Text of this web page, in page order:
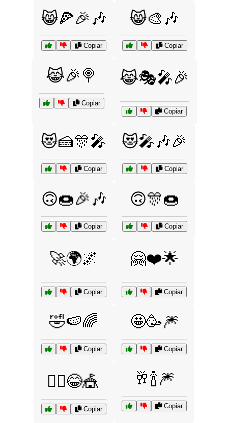
😸🍕🎉🎶
Copiar
😸🎨🎶
Copiar
😹🎉🍭
Copiar
😹🎭🎤🎉
Copiar
😻🍰🎊🎤
Copiar
😻🎤🎶🎉
Copiar
🙃🍩🎉🎶
Copiar
🙃🎊🍩
Copiar
🚀🌍🌌
Copiar
🤗❤️🌟
Copiar
🤣🍉🌈
Copiar
🤩🥳🎆
Copiar
🤹‍♂️😂🎪
Copiar
🥂🍾🎆
Copiar